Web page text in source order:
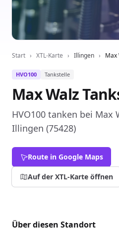
Start › XTL-Karte › Illingen › Max
HVO100 Tankstelle
Max Walz
HVO100 tanken bei Max
Illingen (75428)
Route in Google Maps
Auf der XTL-Karte öffnen
Über diesen Standort